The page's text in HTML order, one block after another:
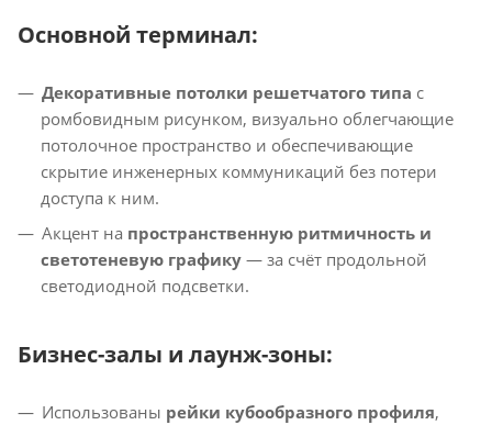
Основной терминал:
Декоративные потолки решетчатого типа с
ромбовидным рисунком, визуально облегчающие
потолочное пространство и обеспечивающие
скрытие инженерных коммуникаций без потери
доступа к ним.
Акцент на пространственную ритмичность и
светотеневую графику — за счёт продольной
светодиодной подсветки.
Бизнес-залы и лаунж-зоны:
Использованы рейки кубообразного профиля,